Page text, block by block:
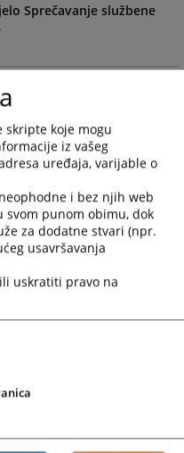
Sprečavanje službene
djela protiv opće
Teška krađa
proizvodnja i stavljanje u
djelo Teške krađe
djelom Nedozvoljeno
djelo neovlaštena
droga
skripte koje mogu
iz vašeg
uređaja, varijable o
i bez njih web
punom obimu, dok
za dodatne stvari (npr.
usavršavanja
uskratiti pravo na